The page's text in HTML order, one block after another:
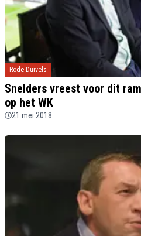
Rode Duivels
Snelders vreest voor dit
op het WK
21 mei 2018